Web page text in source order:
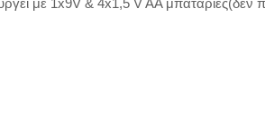
με 1x9V & 4x1,5 V AA μπαταρίες(δεν